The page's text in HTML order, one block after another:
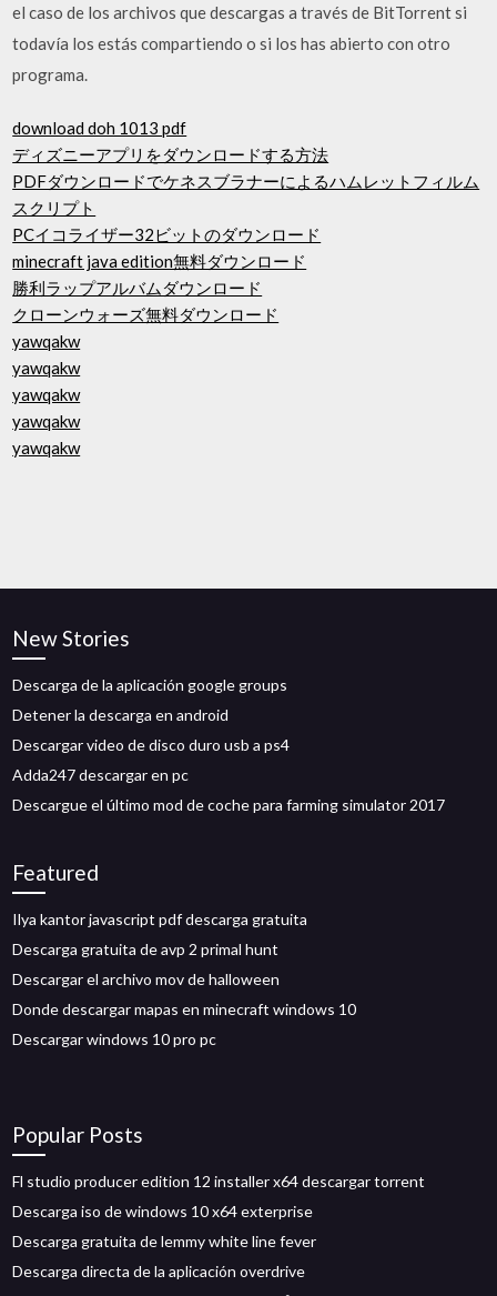
el caso de los archivos que descargas a través de BitTorrent si
todavía los estás compartiendo o si los has abierto con otro
programa.
download doh 1013 pdf
ディズニーアプリをダウンロードする方法
PDFダウンロードでケネスブラナーによるハムレットフィルム
スクリプト
PCイコライザー32ビットのダウンロード
minecraft java edition無料ダウンロード
勝利ラップアルバムダウンロード
クローンウォーズ無料ダウンロード
yawqakw
yawqakw
yawqakw
yawqakw
yawqakw
New Stories
Descarga de la aplicación google groups
Detener la descarga en android
Descargar video de disco duro usb a ps4
Adda247 descargar en pc
Descargue el último mod de coche para farming simulator 2017
Featured
Ilya kantor javascript pdf descarga gratuita
Descarga gratuita de avp 2 primal hunt
Descargar el archivo mov de halloween
Donde descargar mapas en minecraft windows 10
Descargar windows 10 pro pc
Popular Posts
Fl studio producer edition 12 installer x64 descargar torrent
Descarga iso de windows 10 x64 exterprise
Descarga gratuita de lemmy white line fever
Descarga directa de la aplicación overdrive